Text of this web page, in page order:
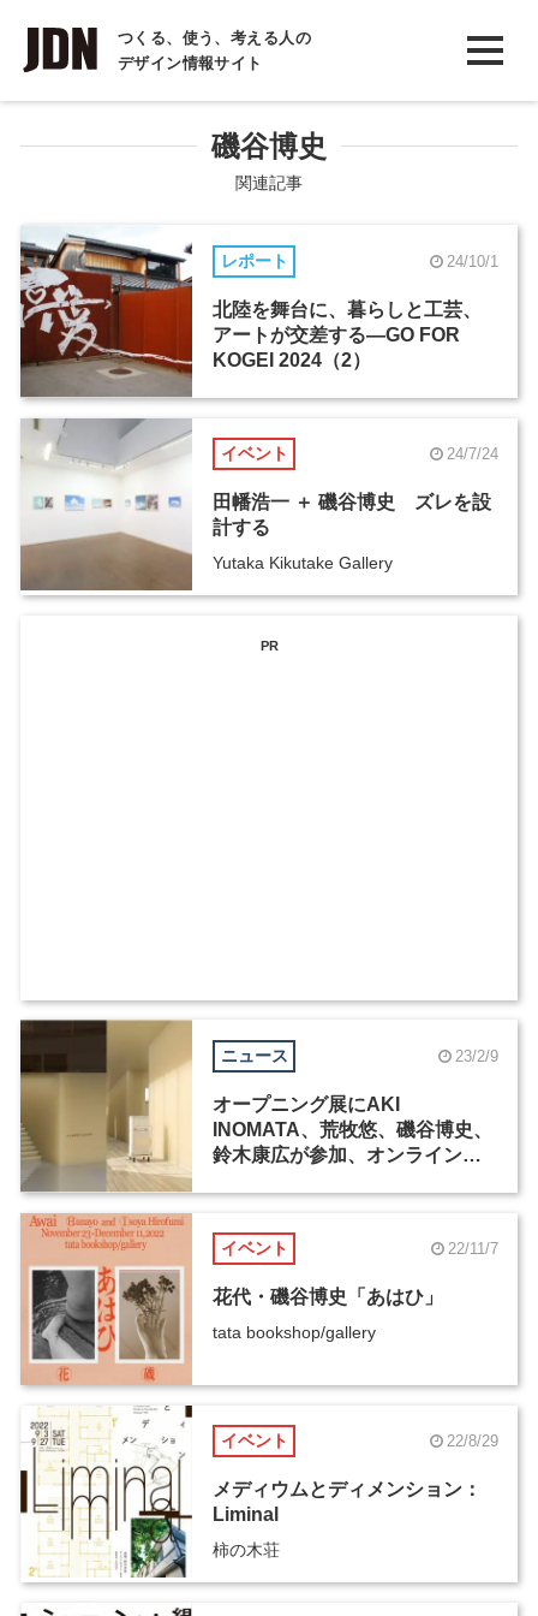
つくる、使う、考える人の
デザイン情報サイト
INTERVIEW
インタビュー
COLUMN
コラム
磯谷博史
関連記事
レポート 24/10/1
北陸を舞台に、暮らしと工芸、
アートが交差する―GO FOR
KOGEI 2024（2）
イベント 24/7/24
田幡浩一 ＋ 磯谷博史 ズレを設
計する
Yutaka Kikutake Gallery
PR
ニュース 23/2/9
オープニング展にAKI
INOMATA、荒牧悠、磯谷博史、
鈴木康広が参加、オンラインギ
イベント 22/11/7
花代・磯谷博史「あはひ」
tata bookshop/gallery
イベント 22/8/29
メディウムとディメンション：
Liminal
柿の木荘